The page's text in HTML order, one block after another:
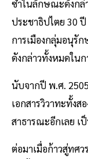
ซ้ำในลักษณะดังกล่
ประชาธิปไตย 30
การเมืองกลุ่มอนุรั
ดังกล่าวทั้งหมดใน
นับจากปี พ.ศ.
เอกสารวิวาทะทั้ง
สาธารณะอีกเลย เ
ต่อมาเมื่อก้าวสู่ทศว